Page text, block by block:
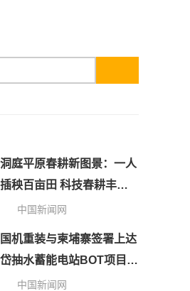
洞庭平原春耕新图景：一人
插秧百亩田 科技春耕丰粮
中国新闻网
国机重装与柬埔寨签署上达
岱抽水蓄能电站BOT项目协
中国新闻网